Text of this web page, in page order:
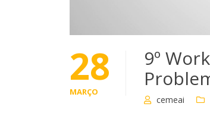
28
MARÇO
9º
cemeai